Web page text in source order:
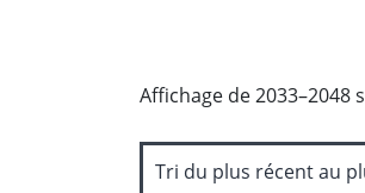
Affichage de 2033–2048